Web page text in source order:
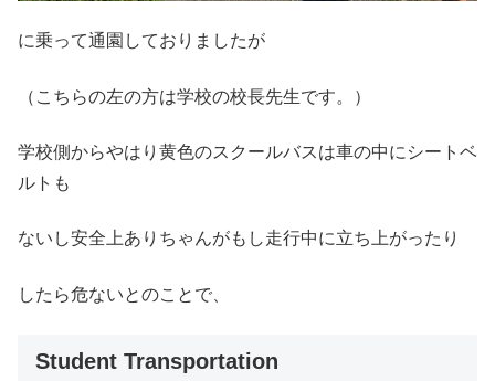
に乗って通園しておりましたが
（こちらの左の方は学校の校長先生です。）
学校側からやはり黄色のスクールバスは車の中にシートベ
ルトも
ないし安全上ありちゃんがもし走行中に立ち上がったり
したら危ないとのことで、
Student Transportation